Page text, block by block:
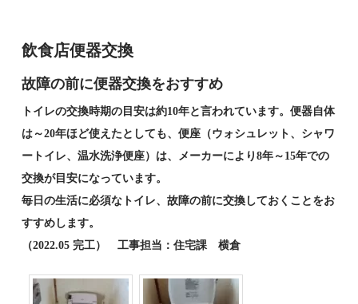
飲食店便器交換
故障の前に便器交換をおすすめ
トイレの交換時期の目安は約10年と言われています。便器自体
は～20年ほど使えたとしても、便座（ウォシュレット、シャワ
ートイレ、温水洗浄便座）は、メーカーにより8年～15年での
交換が目安になっています。
毎日の生活に必須なトイレ、故障の前に交換しておくことをお
すすめします。
（2022.05 完工） 工事担当：住宅課 横倉